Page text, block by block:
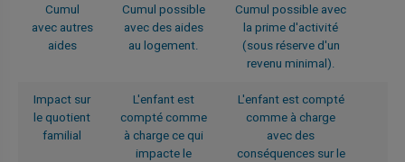
Cumul
avec autres
aides
Cumul possible
avec des aides
au logement.
Cumul possible avec
la prime d'activité
(sous réserve d'un
revenu minimal).
Impact sur
le quotient
familial
L'enfant est
compté comme
à charge ce qui
impacte le
L'enfant est compté
comme à charge
avec des
conséquences sur le